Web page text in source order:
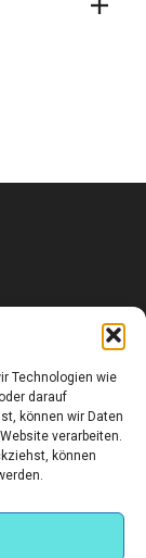
Technologien wie
darauf
können wir Daten
verarbeiten.
können
11.00 –18.00
München